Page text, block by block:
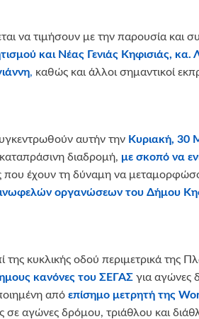
να τιμήσουν με την παρουσία και
και Νέας Γενιάς Κηφισιάς,
, καθώς και άλλοι σημαντικοί
αυτήν την Κυριακή, 30
διαδρομή, με σκοπό να
που έχουν τη δύναμη να
οργανώσεων του Δήμου
της κυκλικής οδού περιμετρικά της
κανόνες του ΣΕΓΑΣ για αγώνες
από επίσημο μετρητή της
αγώνες δρόμου, τριάθλου και